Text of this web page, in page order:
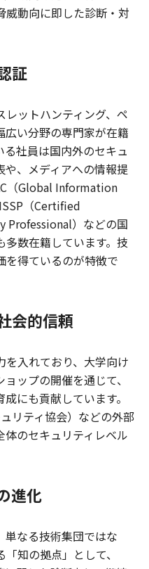
威動向に即した診断・対
証
レットハンティング、ペ
広い分野の専門家が在籍
社員は国内外のセキュ
や、メディアへの情報提
（Global Information
（Certified
）などの国
数在籍しています。技
を得ているのが特徴で
会的信頼
を入れており、大学向け
ップの開催を通じて、
にも貢献しています。
リティ協会）などの外部
のセキュリティレベル
進化
単なる技術集団ではな
知の拠点」として、